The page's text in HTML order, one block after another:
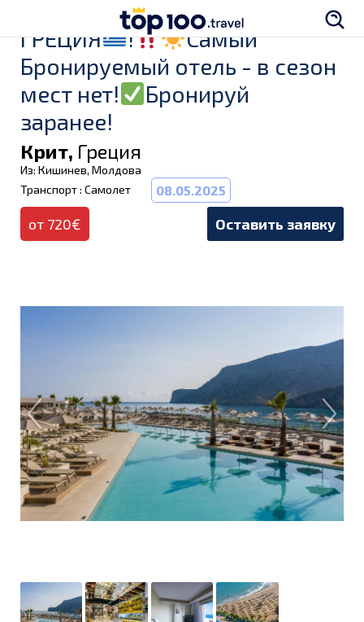
ГРЕЦИЯ !
Самый
Бронируемый отель - в сезон
мест нет!
Бронируй
заранее!
Крит, Греция
Из: Кишинев, Молдова
Транспорт : Самолет
08.05.2025
от 720€ Оставить заявку